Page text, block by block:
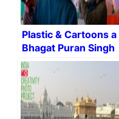
Plastic & Cartoons a
Bhagat Puran Singh
School For The Deaf
#Pingalwara
#IndiaCreativity